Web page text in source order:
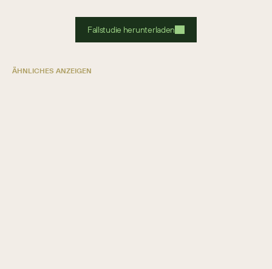
Fallstudie herunterladen
ÄHNLICHES ANZEIGEN